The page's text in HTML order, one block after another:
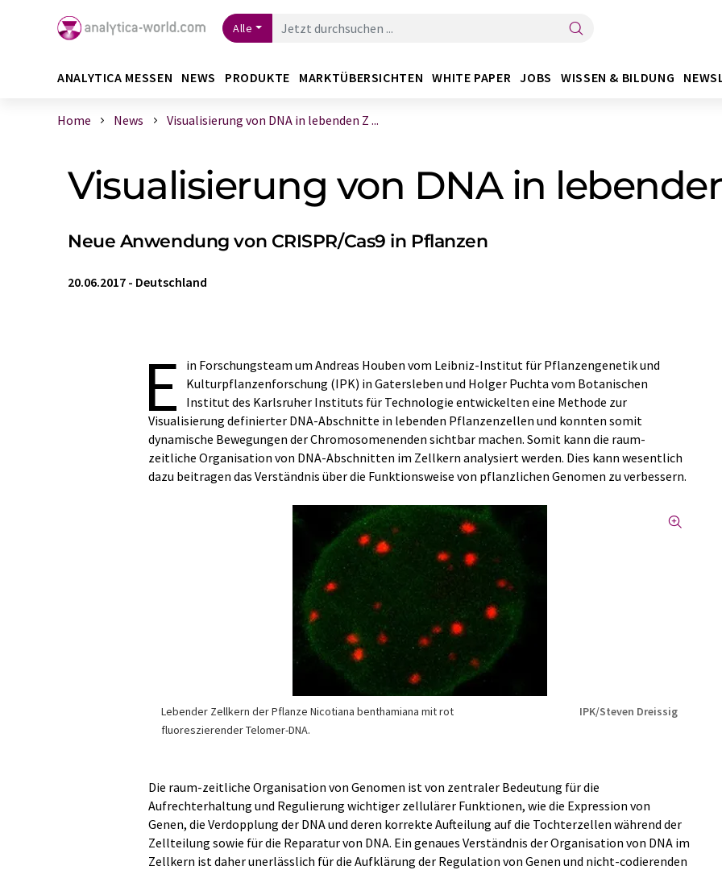
Alle
ANALYTICA MESSEN NEWS PRODUKTE MARKTÜBERSICHTEN WHITE PAPER JOBS WISSEN & BILDUNG
Home News Visualisierung von DNA in lebenden Z ...
Visualisierung von DNA in
Neue Anwendung von CRISPR/Cas9 in Pflanzen
20.06.2017 - Deutschland
E
in Forschungsteam um Andreas Houben vom Leibniz-Institut für Pflanzengenetik und
Kulturpflanzenforschung (IPK) in Gatersleben und Holger Puchta vom Botanischen
Institut des Karlsruher Instituts für Technologie entwickelten eine Methode zur
Visualisierung definierter DNA-Abschnitte in lebenden Pflanzenzellen und konnten somit
dynamische Bewegungen der Chromosomenenden sichtbar machen. Somit kann die raum-
zeitliche Organisation von DNA-Abschnitten im Zellkern analysiert werden. Dies kann wesentlich
dazu beitragen das Verständnis über die Funktionsweise von pflanzlichen Genomen zu verbessern.
Lebender Zellkern der Pflanze Nicotiana benthamiana mit rot
fluoreszierender Telomer-DNA.
IPK/Steven Dreissig
Die raum-zeitliche Organisation von Genomen ist von zentraler Bedeutung für die
Aufrechterhaltung und Regulierung wichtiger zellulärer Funktionen, wie die Expression von
Genen, die Verdopplung der DNA und deren korrekte Aufteilung auf die Tochterzellen während der
Zellteilung sowie für die Reparatur von DNA. Ein genaues Verständnis der Organisation von DNA im
Zellkern ist daher unerlässlich für die Aufklärung der Regulation von Genen und nicht-codierenden